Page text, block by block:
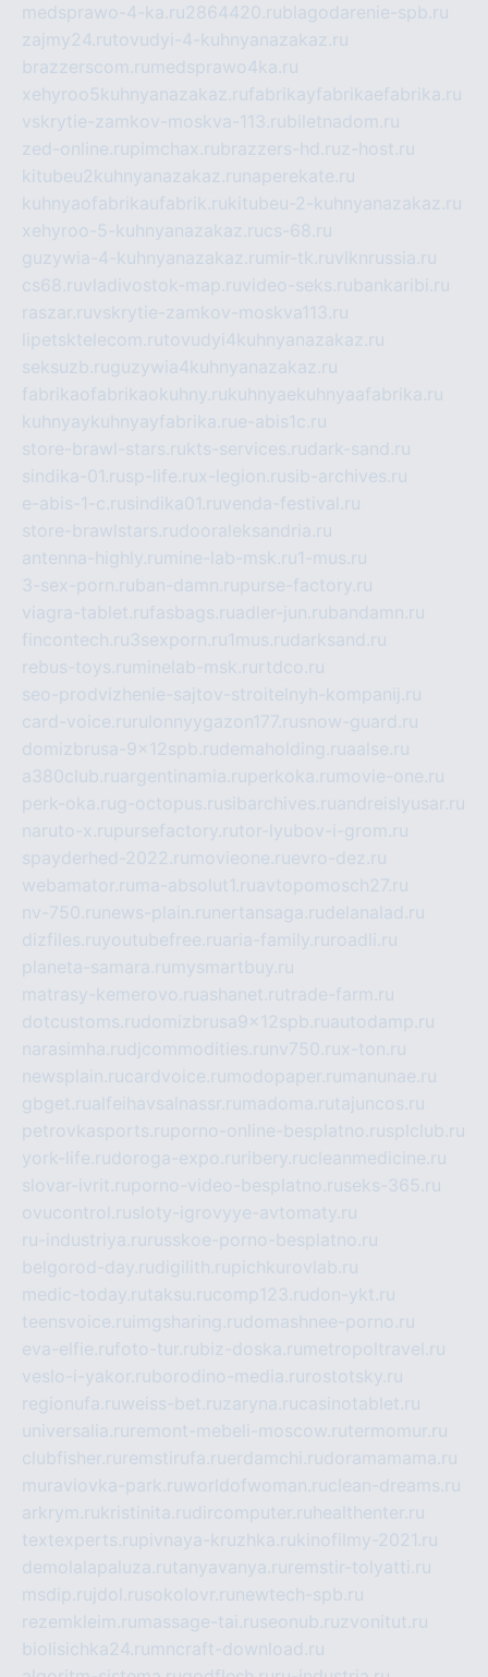
medsprawo-4-ka.ru2864420.rublagodarenie-spb.ru
zajmy24.rutovudyi-4-kuhnyanazakaz.ru
brazzerscom.ru medsprawo4ka.ru
xehyroo5kuhnyanazakaz.rufabrikayfabrikaefabrika.ru
vskrytie-zamkov-moskva-113.rubiletnadom.ru
zed-online.rupimchax.rubrazzers-hd.ruz-host.ru
kitubeu2kuhnyanazakaz.ru naperekate.ru
kuhnyaofabrikaufabrik.rukitubeu-2-kuhnyanazakaz.ru
xehyroo-5-kuhnyanazakaz.rucs-68.ru
guzywia-4-kuhnyanazakaz.ru mir-tk.ruvlknrussia.ru
cs68.ruvladivostok-map.ruvideo-seks.rubankaribi.ru
raszar.ruvskrytie-zamkov-moskva113.ru
lipetsktelecom.rutovudyi4kuhnyanazakaz.ru
seksuzb.ruguzywia4kuhnyanazakaz.ru
fabrikaofabrikaokuhny.rukuhnyaekuhnyaafabrika.ru
kuhnyaykuhnyayfabrika.rue-abis1c.ru
store-brawl-stars.rukts-services.rudark-sand.ru
sindika-01.rusp-life.rux-legion.rusib-archives.ru
e-abis-1-c.rusindika01.ruvenda-festival.ru
store-brawlstars.rudooraleksandria.ru
antenna-highly.ru mine-lab-msk.ru1-mus.ru
3-sex-porn.ruban-damn.rupurse-factory.ru
viagra-tablet.rufasbags.ruadler-jun.rubandamn.ru
fincontech.ru3sexporn.ru1mus.rudarksand.ru
rebus-toys.ru minelab-msk.ru rtdco.ru
seo-prodvizhenie-sajtov-stroitelnyh-kompanij.ru
card-voice.ru rulonnyygazon177.rusnow-guard.ru
domizbrusa-9x12spb.rudemaholding.ruaalse.ru
a380club.ruargentinamia.ruperkoka.ru movie-one.ru
perk-oka.rug-octopus.rusibarchives.ruandreislyusar.ru
naruto-x.rupursefactory.rutor-lyubov-i-grom.ru
spayderhed-2022.ru movieone.ruevro-dez.ru
webamator.ru ma-absolut1.ruavtopomosch27.ru
nv-750.ru news-plain.ru nertansaga.rudelanalad.ru
dizfiles.ruyoutubefree.ruaria-family.ru roadli.ru
planeta-samara.ru mysmartbuy.ru
matrasy-kemerovo.ruashanet.rutrade-farm.ru
dotcustoms.rudomizbrusa9x12spb.ruautodamp.ru
narasimha.rudjcommodities.ru nv750.rux-ton.ru
newsplain.rucardvoice.ru modopaper.ru manunae.ru
gbget.rualfeihavsalnassr.ru madoma.rutajuncos.ru
petrovkasports.ruporno-online-besplatno.rusplclub.ru
york-life.rudoroga-expo.ru ribery.rucleanmedicine.ru
slovar-ivrit.ruporno-video-besplatno.ruseks-365.ru
ovucontrol.rusloty-igrovyye-avtomaty.ru
ru-industriya.ru russkoe-porno-besplatno.ru
belgorod-day.rudigilith.rupichkurovlab.ru
medic-today.rutaksu.rucomp123.rudon-ykt.ru
teensvoice.ru imgsharing.rudomashnee-porno.ru
eva-elfie.rufoto-tur.rubiz-doska.ru metropoltravel.ru
veslo-i-yakor.ruborodino-media.ru rostotsky.ru
regionufa.ruweiss-bet.ruzaryna.rucasinotablet.ru
universalia.ru remont-mebeli-moscow.rutermomur.ru
clubfisher.ru remstirufa.ruerdamchi.rudoramamama.ru
muraviovka-park.ruworldofwoman.ruclean-dreams.ru
arkrym.rukristinita.rudircomputer.ru healthenter.ru
textexperts.rupivnaya-kruzhka.rukinofilmy-2021.ru
demolalapaluza.rutanyavanya.ru remstir-tolyatti.ru
msdip.ru jdol.rusokolovr.ru newtech-spb.ru
rezemkleim.ru massage-tai.ruseonub.ruzvonitut.ru
biolisichka24.ru mncraft-download.ru